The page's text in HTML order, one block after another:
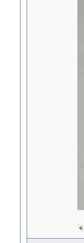
«